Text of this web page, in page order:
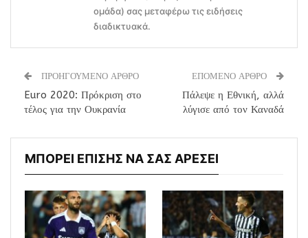
ομάδα) σας μεταφέρω τις ειδήσεις
διαδικτυακά.
ΠΡΟΗΓΟΥΜΕΝΟ ΑΡΘΡΟ
Euro 2020: Πρόκριση στο
τέλος για την Ουκρανία
ΕΠΟΜΕΝΟ ΑΡΘΡΟ
Πάλεψε η Εθνική, αλλά
λύγισε από τον Καναδά
ΜΠΟΡΕΙ ΕΠΙΣΗΣ ΝΑ ΣΑΣ ΑΡΕΣΕΙ